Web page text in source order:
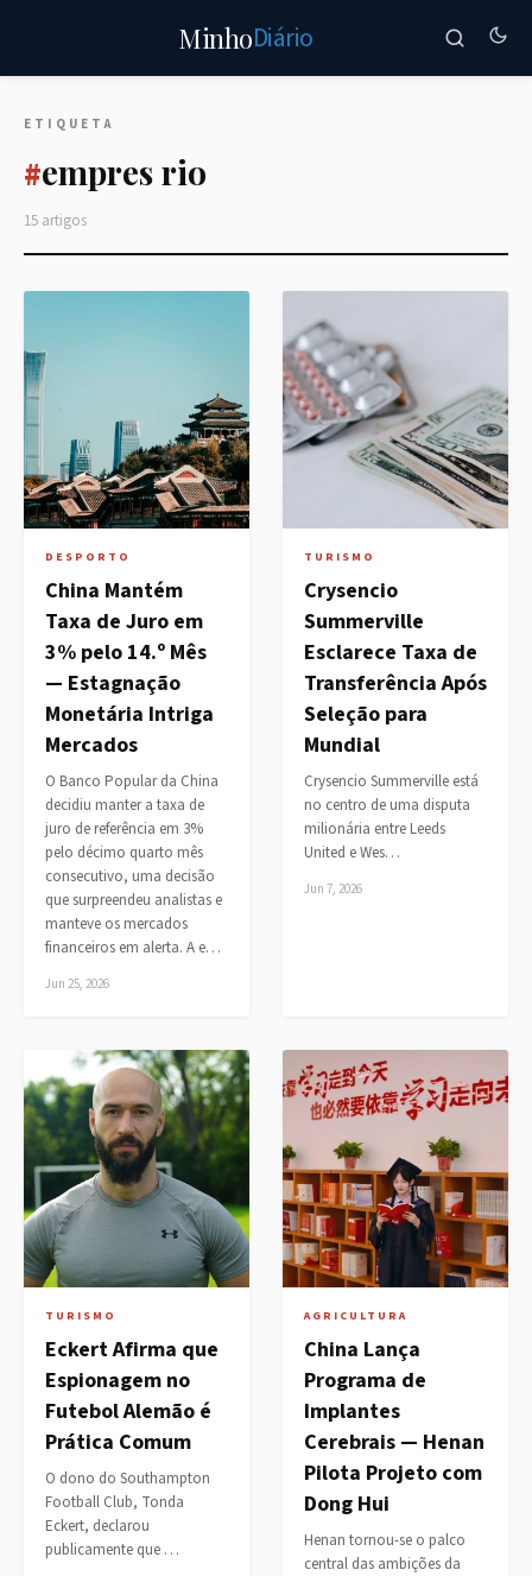
MinhoDiário
ETIQUETA
#empres rio
15 artigos
DESPORTO
China Mantém
Taxa de Juro em
3% pelo 14.º Mês
— Estagnação
Monetária Intriga
Mercados
O Banco Popular da China
decidiu manter a taxa de
juro de referência em 3%
pelo décimo quarto mês
consecutivo, uma decisão
que surpreendeu analistas e
manteve os mercados
financeiros em alerta. A e…
Jun 25, 2026
TURISMO
Crysencio
Summerville
Esclarece Taxa de
Transferência Após
Seleção para
Mundial
Crysencio Summerville está
no centro de uma disputa
milionária entre Leeds
United e Wes…
Jun 7, 2026
TURISMO
Eckert Afirma que
Espionagem no
Futebol Alemão é
Prática Comum
O dono do Southampton
Football Club, Tonda
Eckert, declarou
publicamente que …
AGRICULTURA
China Lança
Programa de
Implantes
Cerebrais — Henan
Pilota Projeto com
Dong Hui
Henan tornou-se o palco
central das ambições da